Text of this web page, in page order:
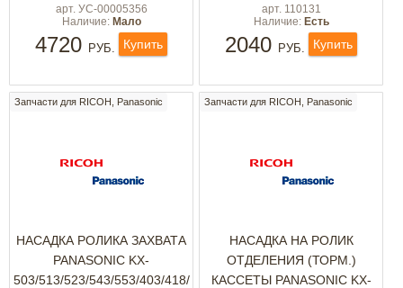
арт. УС-00005356
Наличие: Мало
4720 РУБ. Купить
арт. 110131
Наличие: Есть
2040 РУБ. Купить
Запчасти для RICOH, Panasonic
НАСАДКА РОЛИКА ЗАХВАТА
PANASONIC KX-
503/513/523/543/553/403/418/
Запчасти для RICOH, Panasonic
НАСАДКА НА РОЛИК
ОТДЕЛЕНИЯ (ТОРМ.)
КАССЕТЫ PANASONIC KX-